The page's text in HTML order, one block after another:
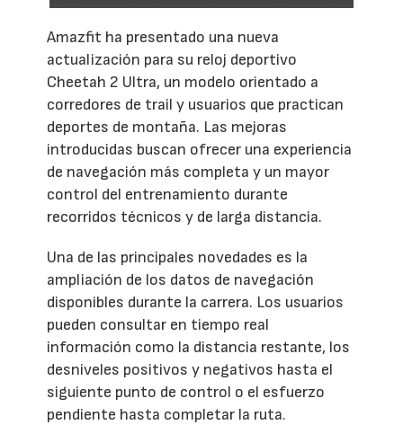
Amazfit ha presentado una nueva
actualización para su reloj deportivo
Cheetah 2 Ultra, un modelo orientado a
corredores de trail y usuarios que practican
deportes de montaña. Las mejoras
introducidas buscan ofrecer una experiencia
de navegación más completa y un mayor
control del entrenamiento durante
recorridos técnicos y de larga distancia.
Una de las principales novedades es la
ampliación de los datos de navegación
disponibles durante la carrera. Los usuarios
pueden consultar en tiempo real
información como la distancia restante, los
desniveles positivos y negativos hasta el
siguiente punto de control o el esfuerzo
pendiente hasta completar la ruta.